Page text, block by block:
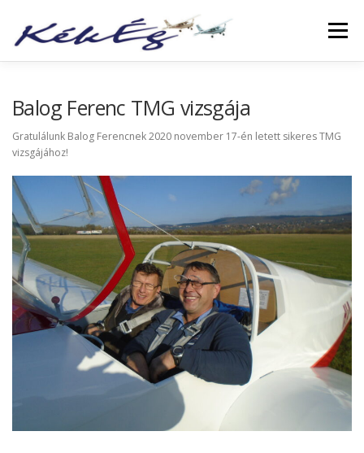
Menü
FÜZETEK
LINKEK
Balog Ferenc TMG vizsgája
Gratulálunk Balog Ferencnek 2020 november 17-én letett sikeres TMG
vizsgájához!